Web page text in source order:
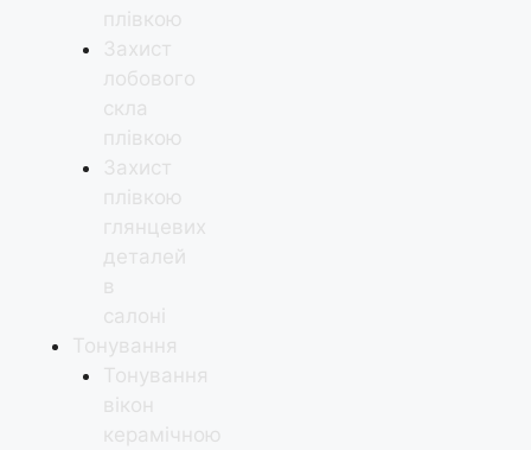
плівкою
Захист
лобового
скла
плівкою
Захист
плівкою
глянцевих
деталей
в
салоні
Тонування
Тонування
вікон
керамічною